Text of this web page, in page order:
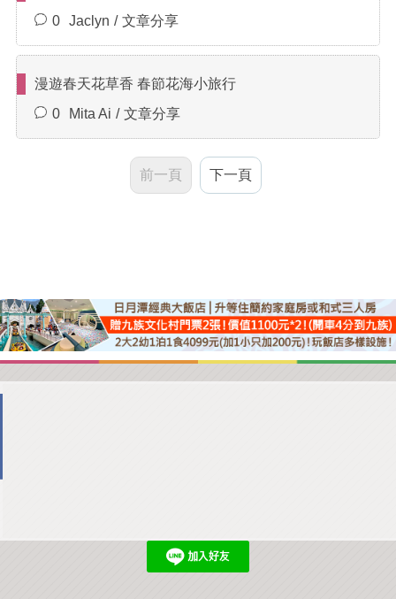
0
Jaclyn 文章分享
漫遊春天花草香 春節花海小旅行
0
Mita Ai 文章分享
前一頁 下一頁